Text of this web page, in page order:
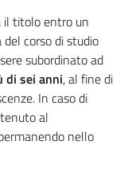
il titolo entro un
corso di studio
subordinato ad
di sei anni, al fine di
In caso di
al
nello